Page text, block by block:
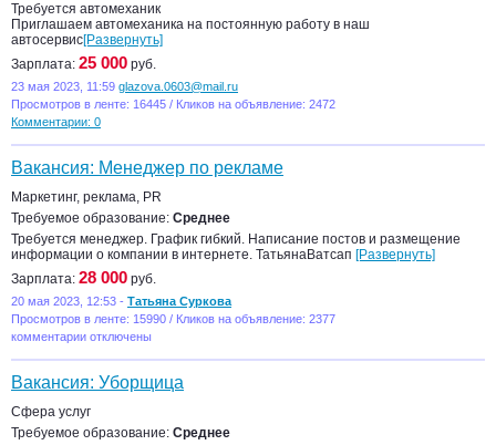
Требуется автомеханик
Приглашаем автомеханика на постоянную работу в наш
автосервис[Развернуть]
Зарплата: 25 000 руб.
23 мая 2023, 11:59 glazova.0603@mail.ru
Просмотров в ленте: 16445 / Кликов на объявление: 2472
Комментарии: 0
Вакансия: Менеджер по рекламе
Маркетинг, реклама, PR
Требуемое образование: Среднее
Требуется менеджер. График гибкий. Написание постов и размещение
информации о компании в интернете. ТатьянаВатсап [Развернуть]
Зарплата: 28 000 руб.
20 мая 2023, 12:53 - Татьяна Суркова
Просмотров в ленте: 15990 / Кликов на объявление: 2377
комментарии отключены
Вакансия: Уборщица
Сфера услуг
Требуемое образование: Среднее